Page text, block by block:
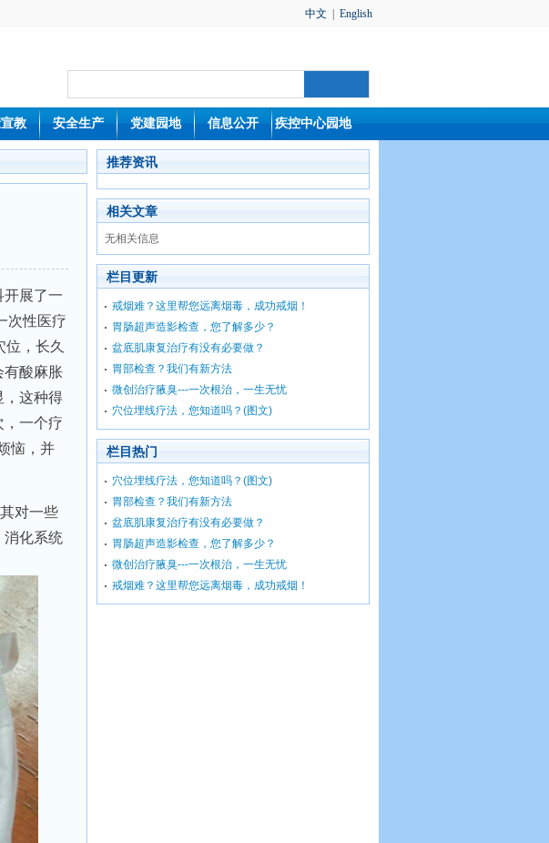
中文 English
教 安全生产 党建园地 信息公开 疾控中心园地
开展了一
次性医疗
，长久
酸麻胀
这种得
一个疗
恼，并
对一些
化系统
推荐资讯
相关文章
无相关信息
栏目更新
戒烟难？这里帮您远离烟毒，成功戒烟！
胃肠超声造影检查，您了解多少？
盆底肌康复治疗有没有必要做？
胃部检查？我们有新方法
微创治疗腋臭---一次根治，一生无忧
穴位埋线疗法，您知道吗？(图文)
栏目热门
穴位埋线疗法，您知道吗？(图文)
胃部检查？我们有新方法
盆底肌康复治疗有没有必要做？
胃肠超声造影检查，您了解多少？
微创治疗腋臭---一次根治，一生无忧
戒烟难？这里帮您远离烟毒，成功戒烟！